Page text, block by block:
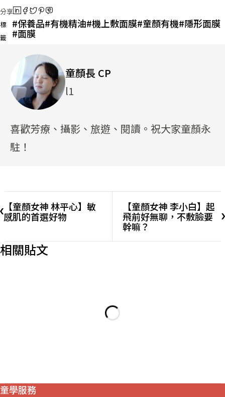
分享
標
籤
保養品 有機精油 機上敷面膜 童顏有機 隱形面膜
面膜
童顏長 CP
l1
喜歡芳療、攝影、旅遊、閱讀。祝大家童顏永
駐！
【童顏女神 林平心】敏
感肌的首選好物
【童顏女神 李小白】起
飛前好無聊，不敷臉要
幹嘛？
相關貼文
童學服務